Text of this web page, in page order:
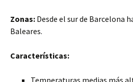
Zonas: Desde el sur de Barcelona
Baleares.
Características:
Temperaturas medias más